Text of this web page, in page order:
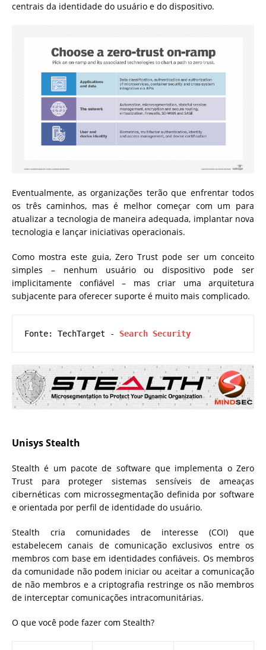
centrais da identidade do usuário e do dispositivo.
Eventualmente, as organizações terão que enfrentar todos
os três caminhos, mas é melhor começar com um para
atualizar a tecnologia de maneira adequada, implantar nova
tecnologia e lançar iniciativas operacionais.
Como mostra este guia, Zero Trust pode ser um conceito
simples – nenhum usuário ou dispositivo pode ser
implicitamente confiável – mas criar uma arquitetura
subjacente para oferecer suporte é muito mais complicado.
Fonte: TechTarget - Search Security
Unisys Stealth
Stealth é um pacote de software que implementa o Zero
Trust para proteger sistemas sensíveis de ameaças
cibernéticas com microssegmentação definida por software
e orientada por perfil de identidade do usuário.
Stealth cria comunidades de interesse (COI) que
estabelecem canais de comunicação exclusivos entre os
membros com base em identidades confiáveis. Os membros
da comunidade não podem iniciar ou aceitar a comunicação
de não membros e a criptografia restringe os não membros
de interceptar comunicações intracomunitárias.
O que você pode fazer com Stealth?